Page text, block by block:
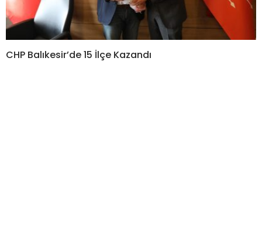
CHP Balıkesir’de 15 İlçe Kazandı